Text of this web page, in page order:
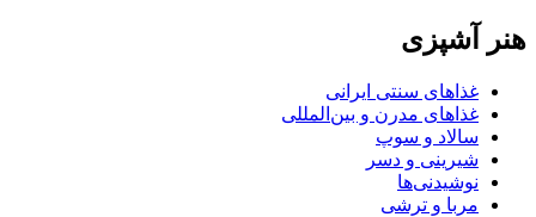
هنر آشپزی
غذاهای سنتی ایرانی
غذاهای مدرن و بین‌المللی
سالاد و سوپ
شیرینی و دسر
نوشیدنی‌ها
مربا و ترشی